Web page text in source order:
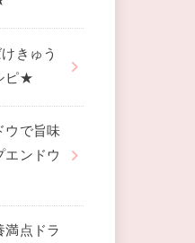
きゅう
ピ★
ウで旨味
エンドウ
満点ドラ